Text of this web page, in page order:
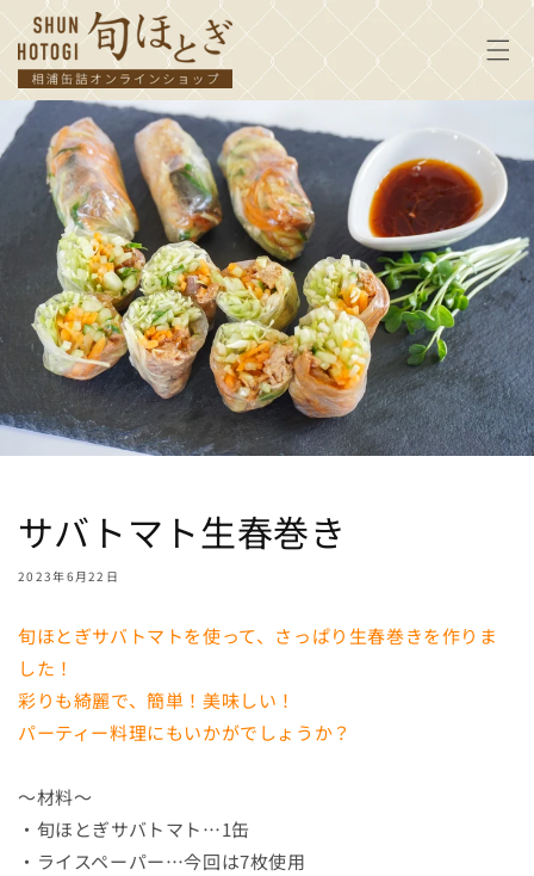
ンツに
進む
サバトマト生春巻き
2023年6月22日
旬ほとぎサバトマトを使って、さっぱり生春巻きを作りま
した！
彩りも綺麗で、簡単！美味しい！
パーティー料理にもいかがでしょうか？
～材料～
・旬ほとぎサバトマト…1缶
・ライスペーパー…今回は7枚使用